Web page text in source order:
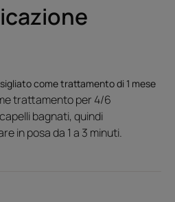
i capelli sono raggianti di
formula ricca di tre principi
sono morbidi, più facili da
tenuta.
come trattamento di 1 mese
trattamento per 4/6
bagnati, quindi
in posa da 1 a 3 minuti.